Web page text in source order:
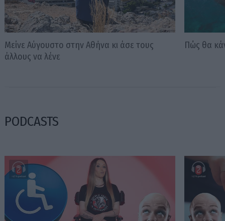
Μείνε Αύγουστο στην Αθήνα κι άσε τους
άλλους να λένε
Πώς θα
PODCASTS